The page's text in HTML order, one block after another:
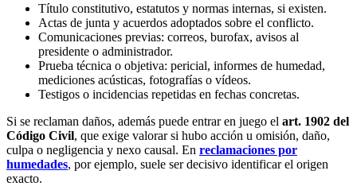
Título constitutivo, estatutos y normas internas, si existen.
Actas de junta y acuerdos adoptados sobre el conflicto.
Comunicaciones previas: correos, burofax, avisos al
presidente o administrador.
Prueba técnica o objetiva: pericial, informes de humedad,
mediciones acústicas, fotografías o vídeos.
Testigos o incidencias repetidas en fechas concretas.
Si se reclaman daños, además puede entrar en juego el art. 1902 del
Código Civil, que exige valorar si hubo acción u omisión, daño,
culpa o negligencia y nexo causal. En reclamaciones por
humedades, por ejemplo, suele ser decisivo identificar el origen
exacto.